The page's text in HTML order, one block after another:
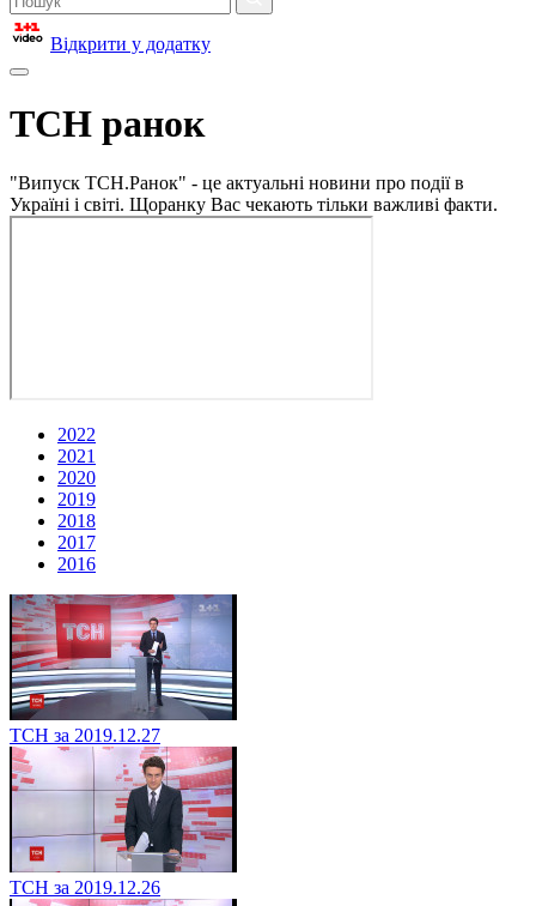
Відкрити у додатку
ТСН ранок
"Випуск ТСН.Ранок" - це актуальні новини про події в
Україні і світі. Щоранку Вас чекають тільки важливі факти.
2022
2021
2020
2019
2018
2017
2016
ТСН за 2019.12.27
ТСН за 2019.12.26